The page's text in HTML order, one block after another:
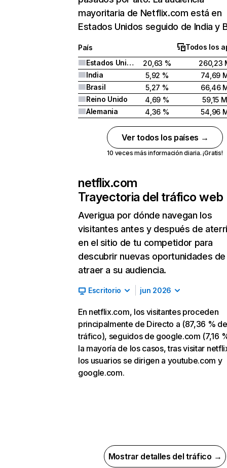
mayoritaria de Netflix.com está en
Estados Unidos seguido de India y
País
Todos los
Estados Unidos
20,63 %
260,23
India
5,92 %
74,69
Brasil
5,27 %
66,46
Reino Unido
4,69 %
59,15 M
Alemania
4,36 % 54,96
Ver todos los países →
10 veces más información diaria. ¡Gratis!
netflix.com
Trayectoria del tráfico web
Averigua por dónde navegan los
visitantes antes y después de
en el sitio de tu competidor para
descubrir nuevas oportunidades de
atraer a su audiencia.
Escritorio jun 2026
En netflix.com, los visitantes proceden
principalmente de Directo a (87,36 % de
tráfico), seguidos de google.com (7,16
la mayoría de los casos, tras visitar
los usuarios se dirigen a youtube.com y
google.com.
Mostrar detalles del tráfico →